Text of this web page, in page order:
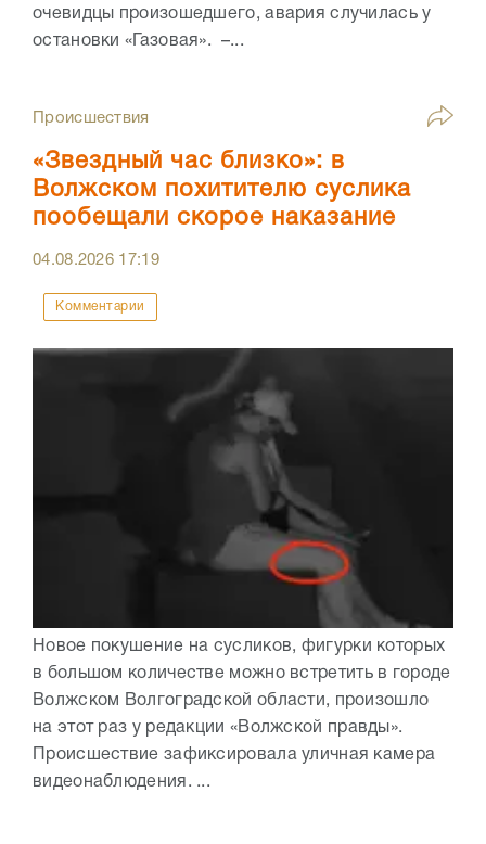
очевидцы произошедшего, авария случилась у
остановки «Газовая». –...
Происшествия
«Звездный час близко»: в
Волжском похитителю суслика
пообещали скорое наказание
04.08.2026 17:19
Комментарии
Новое покушение на сусликов, фигурки которых
в большом количестве можно встретить в городе
Волжском Волгоградской области, произошло
на этот раз у редакции «Волжской правды».
Происшествие зафиксировала уличная камера
видеонаблюдения. ...